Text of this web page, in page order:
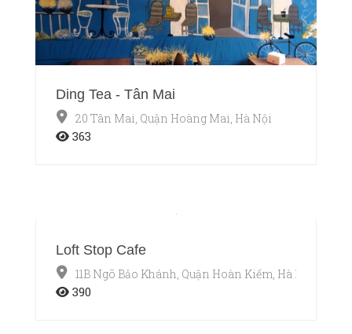
Ding Tea - Tân Mai
20 Tân Mai, Quận Hoàng Mai, Hà Nội
363
Loft Stop Cafe
11B Ngõ Bảo Khánh, Quận Hoàn Kiếm, Hà Nội
390